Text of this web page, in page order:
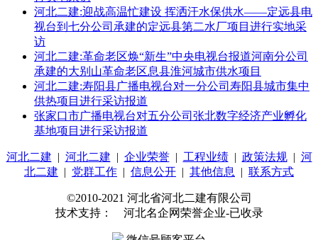
河北二建:迎战高温忙建设 挥洒汗水保供水——定远县电
视台到七分公司承建的定远县第二水厂项目进行实地采
访
河北二建:革命老区焕“新生”中央电视台报道河南分公司
承建的大别山革命老区息县淮河城市供水项目
河北二建:寿阳县广播电视台对一分公司寿阳县城市集中
供热项目进行采访报道
张家口市广播电视台对五分公司张北数字经济产业孵化
基地项目进行采访报道
河北二建 | 河北二建 | 企业荣誉| 工程业绩| 政策法规| 河
北二建 | 党群工作 | 信息公开 | 其他信息 | 联系方式
©2010-2021 河北省河北二建有限公司
技术支持： 河北名企网荣誉企业-已收录